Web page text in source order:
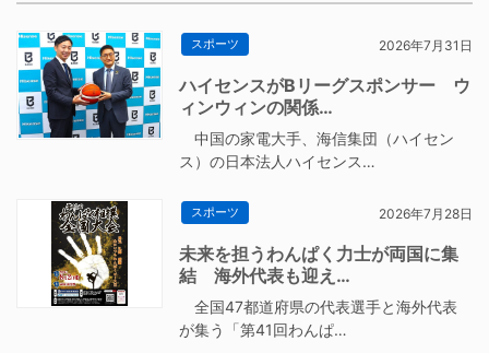
スポーツ 2026年7月31日
ハイセンスがBリーグスポンサー ウ
ィンウィンの関係…
中国の家電大手、海信集団（ハイセン
ス）の日本法人ハイセンス…
スポーツ 2026年7月28日
未来を担うわんぱく力士が両国に集
結 海外代表も迎え…
全国47都道府県の代表選手と海外代表
が集う「第41回わんぱ…